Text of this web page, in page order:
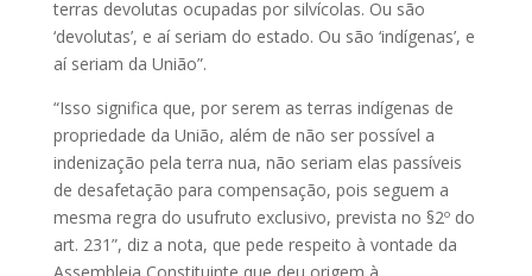
terras devolutas ocupadas por silvícolas. Ou são
‘devolutas’, e aí seriam do estado. Ou são ‘indígenas’, e
aí seriam da União”.
“Isso significa que, por serem as terras indígenas de
propriedade da União, além de não ser possível a
indenização pela terra nua, não seriam elas passíveis
de desafetação para compensação, pois seguem a
mesma regra do usufruto exclusivo, prevista no §2º do
art. 231”, diz a nota, que pede respeito à vontade da